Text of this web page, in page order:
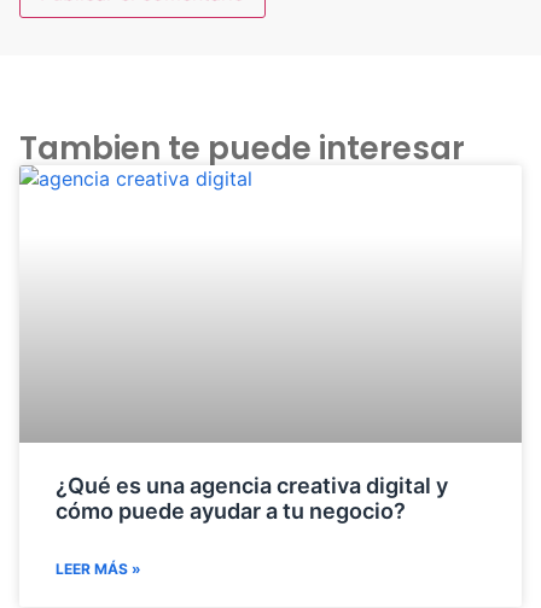
Tambien te puede interesar
¿Qué es una agencia creativa digital y
cómo puede ayudar a tu negocio?
LEER MÁS »